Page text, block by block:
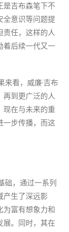
是吉布森笔下不
全意识等问题提
责任，这样的人
着后续一代又一
看，威廉·吉布
再到更广泛的人
现在与未来的重
一步传播，而这
础，通过一系列
产生了深远影
为富有想象力和
展。同时，其在